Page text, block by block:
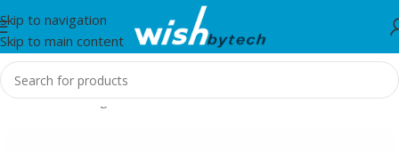
Skip to navigation
Skip to main content
Home/Samsung